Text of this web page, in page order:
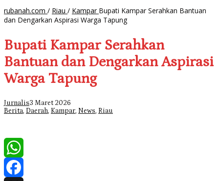
rubanah.com / Riau / Kampar Bupati Kampar Serahkan Bantuan
dan Dengarkan Aspirasi Warga Tapung
Bupati Kampar Serahkan
Bantuan dan Dengarkan Aspirasi
Warga Tapung
Jurnalis3 Maret 2026
Berita, Daerah, Kampar, News, Riau
WhatsApp